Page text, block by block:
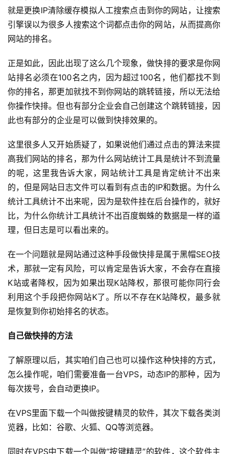
就是更换IP清除缓存模拟人工搜索点击到你的网站，让搜索
引擎误以为很多人搜索这个词都点击你的网站，从而提高你
网站的排名。
正是如此，因此出现了这么几个现象，做快排的要求是你网
站排名必须在100名之内，因为超过100名，他们都找不到
你的排名，那更加就找不到你网站的跳转链接，所以无法给
你操作快排。但也有部分企业会自己创建这个跳转链接，因
此也有部分的企业是可以做到快排效果的。
这里很多人又开始质疑了，如果说他们通过点击的算法来提
高我们网站的排名，那为什么网站统计工具是统计不到流量
的呢，这里我告诉大家，网站统计工具是肯定统计不出来
的，但是网站日志文件可以看到有点击的IP和数据。为什么
统计工具统计不出来呢，因为是软件挂在后台操作的，就好
比，为什么你统计工具统计不出百度蜘蛛的数据是一样的道
理，但日志是可以看出来的。
在一个问题就是网站通过这种手段做快排是属于黑帽SEO技
术，那就一定有风险，可以肯定是告诉大家，不会存在直接
K站或者降权，因为如果出现K站降权，那很可能你同行会
利用这个手段把你网站K了。所以不存在K站降权，最多就
是恢复到你初始排名的状态。
自己做快排的方法
了解原理以后，其实咱们自己也可以操作这种快排的方式，
怎么操作呢，咱们需要准备一台VPS，动态IP的那种，因为
每次拨号，会自动更换IP。
在VPS里面下载一个叫做按键精灵的软件，其次下载各类浏
览器，比如：谷歌、火狐、QQ等浏览器。
同时在VPS中下载一个叫做“按键精灵”的软件，这个软件主